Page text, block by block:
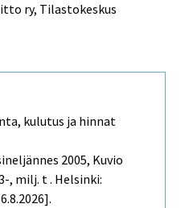
ry, Tilastokeskus
kulutus ja hinnat
2005, Kuvio
, milj. t . Helsinki: